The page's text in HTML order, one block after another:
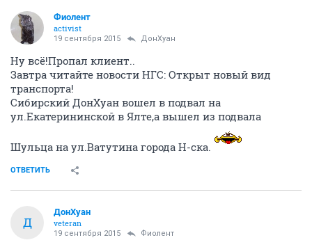
Фиолент
activist
19 сентября 2015 ДонХуан
Ну всё!Пропал клиент..
Завтра читайте новости НГС: Открыт новый вид
транспорта!
Сибирский ДонХуан вошел в подвал на
ул.Екатерининской в Ялте,а вышел из подвала
Шульца на ул.Ватутина города Н-ска.
ОТВЕТИТЬ
Д
ДонХуан
veteran
19 сентября 2015 Фиолент